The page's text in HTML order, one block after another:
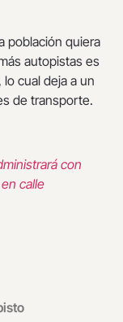
población quiera
autopistas es
cual deja a un
de transporte.
con
calle